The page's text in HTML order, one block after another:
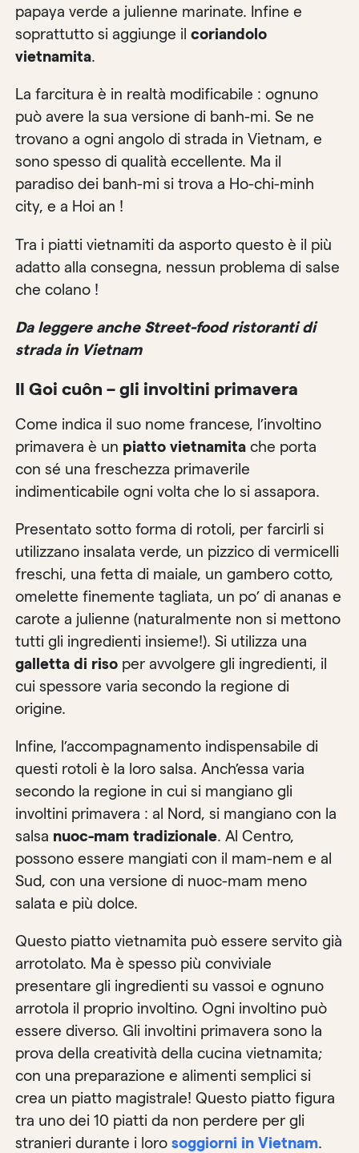
papaya verde a julienne marinate. Infine e
soprattutto si aggiunge ilcoriandolo
vietnamita.
La farcitura è in realtà modificabile : ognuno
può avere la sua versione di banh-mi. Se ne
trovano a ogni angolo di strada in Vietnam, e
sono spesso di qualità eccellente. Ma il
paradiso dei banh-mi si trova a Ho-chi-minh
city, e a Hoi an !
Tra i piatti vietnamiti da asporto questo è il più
adatto alla consegna, nessun problema di salse
che colano !
Da leggere anche Street-food ristoranti di
strada in Vietnam
Il Goi cuôn – gli involtini primavera
Come indica il suo nome francese, l’involtino
primavera è un piatto vietnamita che porta
con sé una freschezza primaverile
indimenticabile ogni volta che lo si assapora.
Presentato sotto forma di rotoli, per farcirli si
utilizzano insalata verde, un pizzico di vermicelli
freschi, una fetta di maiale, un gambero cotto,
omelette finemente tagliata, un po’ di ananas e
carote a julienne (naturalmente non si mettono
tutti gli ingredienti insieme!). Si utilizza una
galletta di riso per avvolgere gli ingredienti, il
cui spessore varia secondo la regione di
origine.
Infine, l’accompagnamento indispensabile di
questi rotoli è la loro salsa. Anch’essa varia
secondo la regione in cui si mangiano gli
involtini primavera : al Nord, si mangiano con la
salsa nuoc-mam tradizionale. Al Centro,
possono essere mangiati con il mam-nem e al
Sud, con una versione di nuoc-mam meno
salata e più dolce.
Questo piatto vietnamita può essere servito già
arrotolato. Ma è spesso più conviviale
presentare gli ingredienti su vassoi e ognuno
arrotola il proprio involtino. Ogni involtino può
essere diverso. Gli involtini primavera sono la
prova della creatività della cucina vietnamita;
con una preparazione e alimenti semplici si
crea un piatto magistrale! Questo piatto figura
tra uno dei 10 piatti da non perdere per gli
stranieri durante i lorosoggiorni in Vietnam.